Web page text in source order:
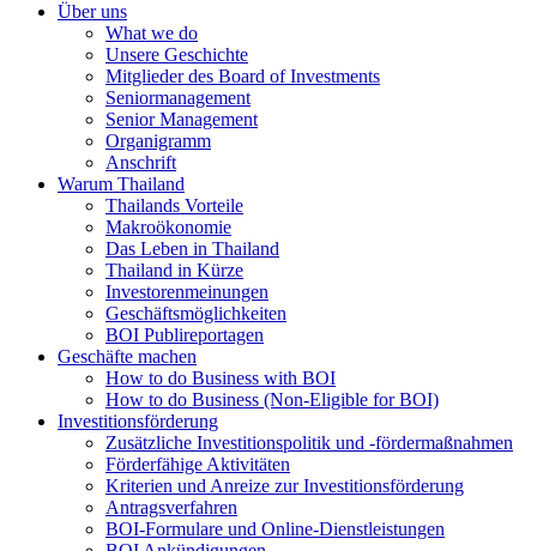
Über uns
What we do
Unsere Geschichte
Mitglieder des Board of Investments
Seniormanagement
Senior Management
Organigramm
Anschrift
Warum Thailand
Thailands Vorteile
Makroökonomie
Das Leben in Thailand
Thailand in Kürze
Investorenmeinungen
Geschäftsmöglichkeiten
BOI Publireportagen
Geschäfte machen
How to do Business with BOI
How to do Business (Non-Eligible for BOI)
Investitionsförderung
Zusätzliche Investitionspolitik und -fördermaßnahmen
Förderfähige Aktivitäten
Kriterien und Anreize zur Investitionsförderung
Antragsverfahren
BOI-Formulare und Online-Dienstleistungen